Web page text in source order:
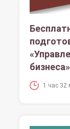
бизнеса»
1 час 32